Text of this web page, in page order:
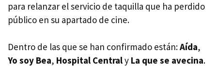
para relanzar el servicio de taquilla que ha perdido
público en su apartado de cine.
Dentro de las que se han confirmado están:Aída,
Yo soy Bea, Hospital Centraly La que se avecina.